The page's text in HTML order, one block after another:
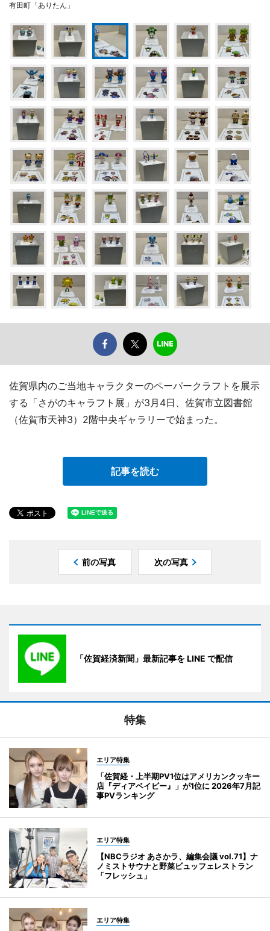
有田町「ありたん」
佐賀県内のご当地キャラクターのペーパークラフトを展示
する「さがのキャラフト展」が3月4日、佐賀市立図書館
（佐賀市天神3）2階中央ギャラリーで始まった。
記事を読む
前の写真 次の写真
「佐賀経済新聞」最新記事を LINE で配信
特集
エリア特集
「佐賀経・上半期PV1位はアメリカンクッキー
店『ディアベイビー』」が1位に 2026年7月記
事PVランキング
エリア特集
【NBCラジオ あさかラ、編集会議 vol.71】ナ
ノミストサウナと野菜ビュッフェレストラン
「フレッシュ」
エリア特集